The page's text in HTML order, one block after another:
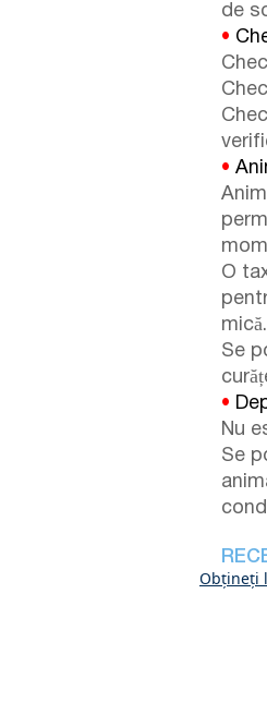
de
•
•
O
mică.
Se
•
Nu
Se
Obțineți